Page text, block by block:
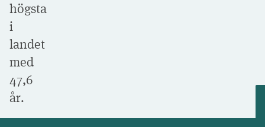
högsta
i
landet
med
47,6
år.